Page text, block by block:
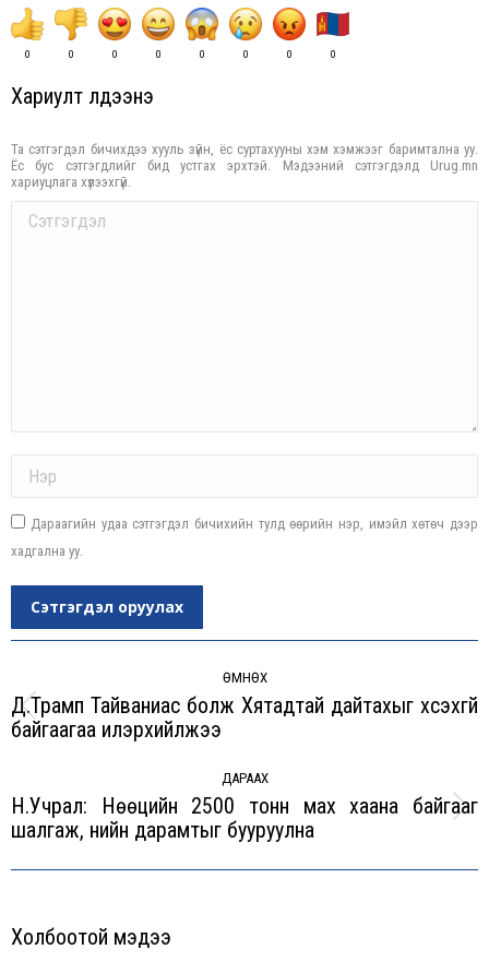
0 0 0 0 0 0 0 0
Хариулт үлдээнэ үү
Та сэтгэгдэл бичихдээ хууль зүйн, ёс суртахууны хэм хэмжээг баримтална уу.
Ёс бус сэтгэгдлийг бид устгах эрхтэй. Мэдээний сэтгэгдэлд Urug.mn
хариуцлага хүлээхгүй.
Comment
Дараагийн удаа сэтгэгдэл бичихийн тулд өөрийн нэр, имэйл хөтөч дээр
хадгална уу.
Сэтгэгдэл оруулах
ӨМНӨХ
Previous
Д.Трамп Тайваниас болж Хятадтай дайтахыг хүсэхгүй
байгаагаа илэрхийлжээ
ДАРААХ
Next
post:
Н.Учрал: Нөөцийн 2500 тонн мах хаана байгааг
шалгаж, үнийн дарамтыг бууруулна
Холбоотой мэдээ